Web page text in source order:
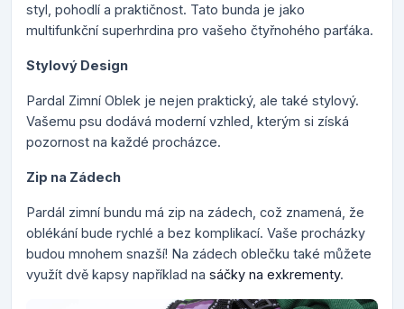
styl, pohodlí a praktičnost. Tato bunda je jako
multifunkční superhrdina pro vašeho čtyřnohého parťáka.
Stylový Design
Pardal Zimní Oblek je nejen praktický, ale také stylový.
Vašemu psu dodává moderní vzhled, kterým si získá
pozornost na každé procházce.
Zip na Zádech
Pardál zimní bundu má zip na zádech, což znamená, že
oblékání bude rychlé a bez komplikací. Vaše procházky
budou mnohem snazší! Na zádech oblečku také můžete
využít dvě kapsy například na sáčky na exkrementy.